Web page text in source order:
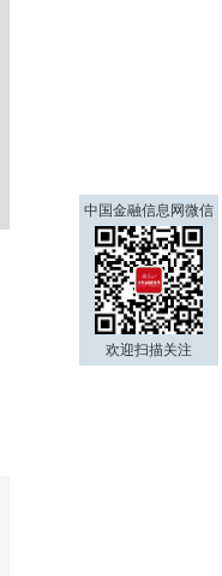
中国金融信息网微信
欢迎扫描关注